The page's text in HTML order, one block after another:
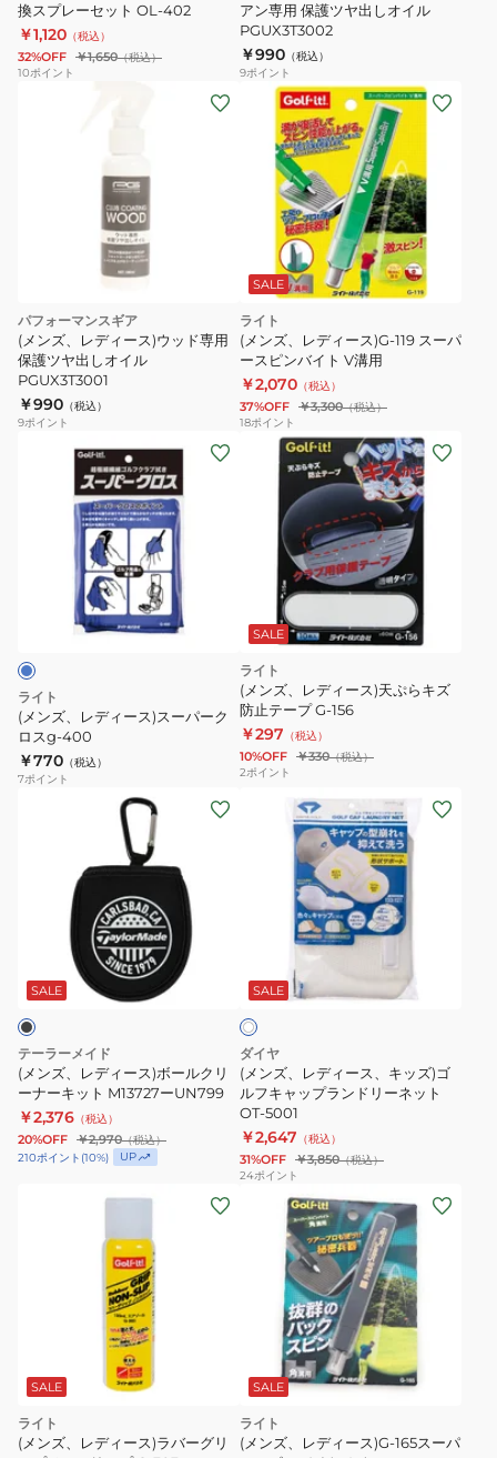
換スプレーセット OL-402
￥1,120 （税込）
32%OFF ￥1,650（税込）
10ポイント
アン専用 保護ツヤ出しオイル
PGUX3T3002
￥990 （税込）
9ポイント
パフォーマンスギア
(メンズ、レディース)ウッド専用
保護ツヤ出しオイル
PGUX3T3001
￥990 （税込）
9ポイント
SALE
ライト
(メンズ、レディース)G-119 スーパ
ースピンバイト V溝用
￥2,070 （税込）
37%OFF ￥3,300（税込）
18ポイント
ス
ー
パ
ー
ク
ロ
ライト
(メンズ、レディース)スーパーク
ロスg-400
￥770 （税込）
7ポイント
SALE
ライト
(メンズ、レディース)天ぷらキズ
防止テープ G-156
￥297 （税込）
10%OFF ￥330（税込）
2ポイント
ス)
ボ
ー
ル
ク
リ
ー
SALE
テーラーメイド
(メンズ、レディース)ボールクリ
ーナーキット M13727ーUN799
￥2,376 （税込）
20%OFF ￥2,970（税込）
210ポイント (10%) UP
ス、
キ
ッ
ズ)
ゴ
ル
フ
キ
ー
ネ
ッ
SALE
ホ
ワ
イ
ダイヤ
(メンズ、レディース、キッズ)ゴ
ルフキャップランドリーネット
OT-5001
￥2,647 （税込）
31%OFF ￥3,850（税込）
24ポイント
SALE
ライト
(メンズ、レディース)ラバーグリ
SALE
ライト
(メンズ、レディース)G-165スーパ